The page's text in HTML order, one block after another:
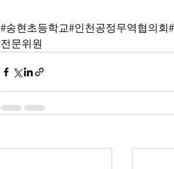
#송현초등학교#인천공정무역협의회
전문위원